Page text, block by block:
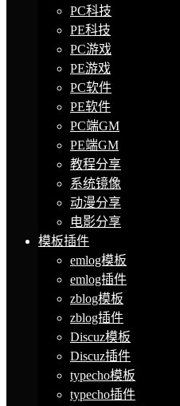
PC科技
PE科技
PC游戏
PE游戏
PC软件
PE软件
PC端GM
PE端GM
教程分享
系统镜像
动漫分享
电影分享
模板插件
emlog模板
emlog插件
zblog模板
zblog插件
Discuz模板
Discuz插件
typecho模板
typecho插件